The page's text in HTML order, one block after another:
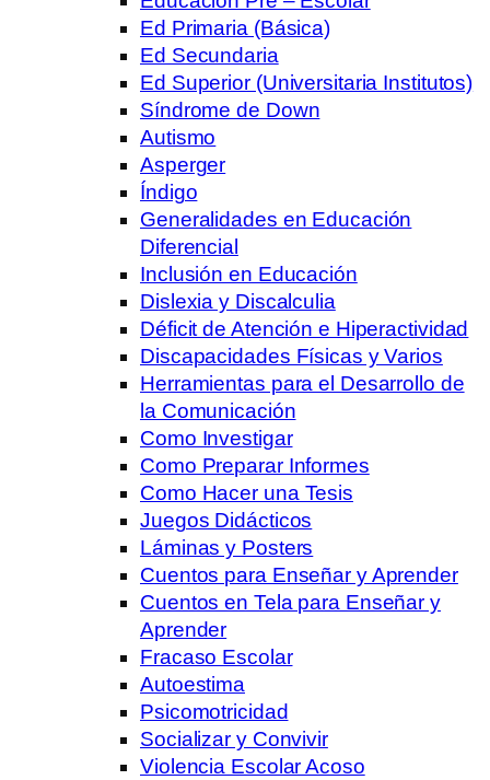
Ed Primaria (Básica)
Ed Secundaria
Ed Superior (Universitaria Institutos)
Síndrome de Down
Autismo
Asperger
Índigo
Generalidades en Educación
Diferencial
Inclusión en Educación
Dislexia y Discalculia
Déficit de Atención e Hiperactividad
Discapacidades Físicas y Varios
Herramientas para el Desarrollo de
la Comunicación
Como Investigar
Como Preparar Informes
Como Hacer una Tesis
Juegos Didácticos
Láminas y Posters
Cuentos para Enseñar y Aprender
Cuentos en Tela para Enseñar y
Aprender
Fracaso Escolar
Autoestima
Psicomotricidad
Socializar y Convivir
Violencia Escolar Acoso